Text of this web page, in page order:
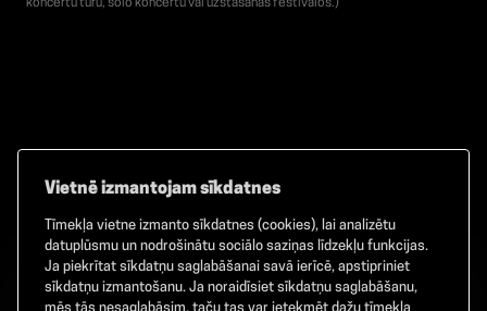
koncertu tūru, solo koncertu vai uzstāšanās festivālos.)
Facebook TikTok Instagram
Vietnē izmantojam sīkdatnes
Tīmekļa vietne izmanto sīkdatnes (cookies), lai analizētu
datuplūsmu un nodrošinātu sociālo saziņas līdzekļu funkcijas.
Ja piekrītat sīkdatņu saglabāšanai savā ierīcē, apstipriniet
sīkdatņu izmantošanu. Ja noraidīsiet sīkdatņu saglabāšanu,